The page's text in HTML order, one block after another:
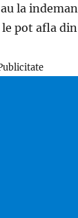
la
pot afla